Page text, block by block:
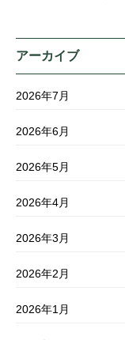
アーカイブ
2026年7月
2026年6月
2026年5月
2026年4月
2026年3月
2026年2月
2026年1月